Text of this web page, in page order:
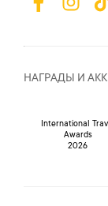
НАГРАДЫ И
International
Awards
2026